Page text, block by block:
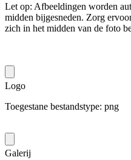
Let op: Afbeeldingen worden
midden bijgesneden. Zorg
zich in het midden van de foto
Logo
Toegestane bestandstype: png
Galerij